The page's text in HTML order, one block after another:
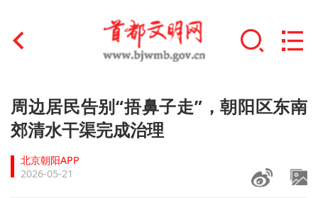
首页
文明创建
文明实践
周边居民告别“捂鼻子走”，朝阳区东南
郊清水干渠完成治理
北京朝阳APP
2026-05-21